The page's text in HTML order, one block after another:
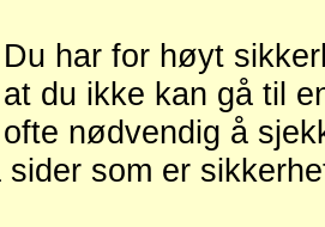
Du har for høyt
du ikke kan gå til
nødvendig å
sider som er